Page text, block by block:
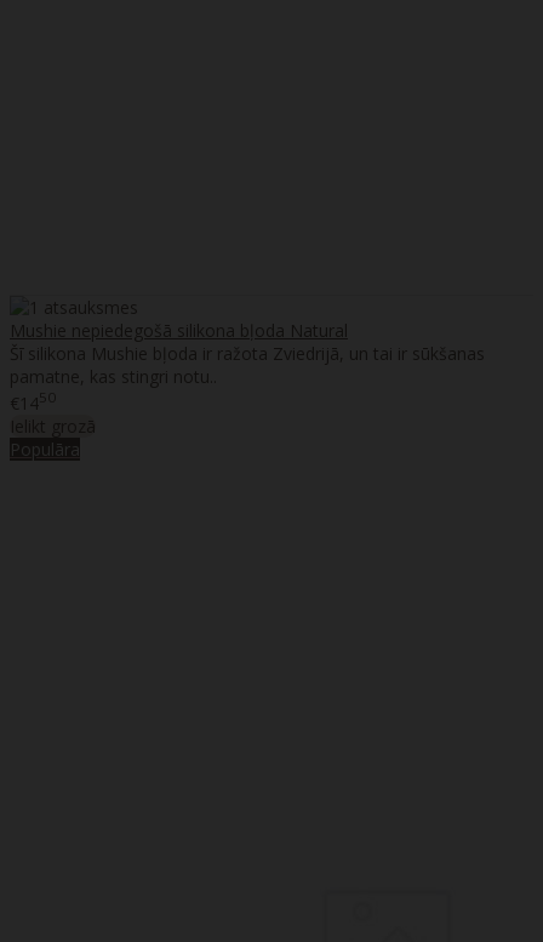
Mushie nepiedegošā silikona bļoda Natural
Šī silikona Mushie bļoda ir ražota Zviedrijā, un tai ir sūkšanas
pamatne, kas stingri notu..
€1450
Ielikt grozā
Populāra